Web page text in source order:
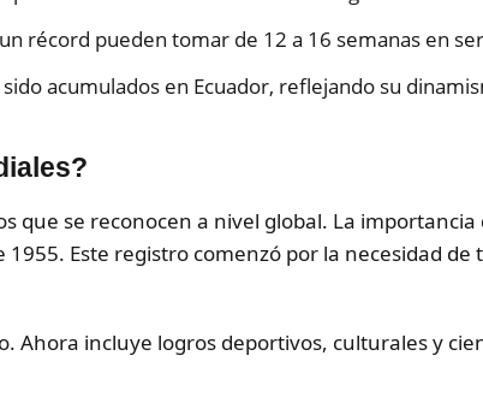
récord pueden tomar de 12 a 16 semanas en
acumulados en Ecuador, reflejando su
que se reconocen a nivel global. La
Este registro comenzó por la necesidad
Ahora incluye logros deportivos, culturales y